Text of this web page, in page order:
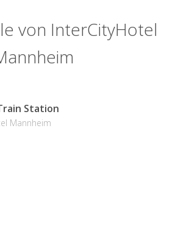
von InterCityHotel
Station
Mannheim